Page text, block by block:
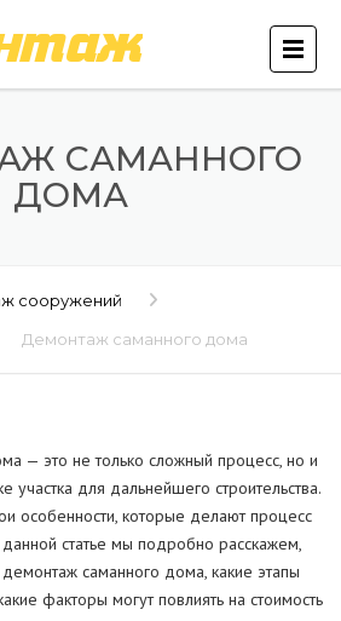
САМАННОГО
ДОМА
сооружений
Демонтаж саманного дома
— это не только сложный процесс, но и
участка для дальнейшего строительства.
особенности, которые делают процесс
статье мы подробно расскажем,
саманного дома, какие этапы
факторы могут повлиять на стоимость